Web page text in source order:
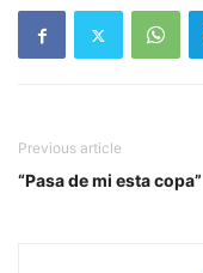
Previous article
“Pasa de mi esta copa”